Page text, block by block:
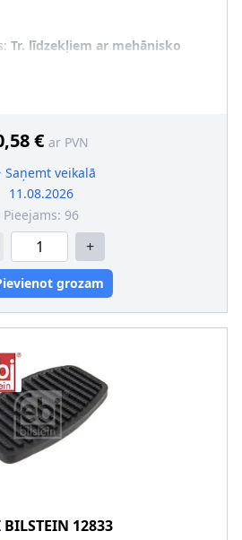
: Tr. līdzekļiem ar mehānisko
info 2
€ ar PVN
Saņemt veikalā
11.08.2026
Pieejams: 96
+
grozam
BILSTEIN 12833